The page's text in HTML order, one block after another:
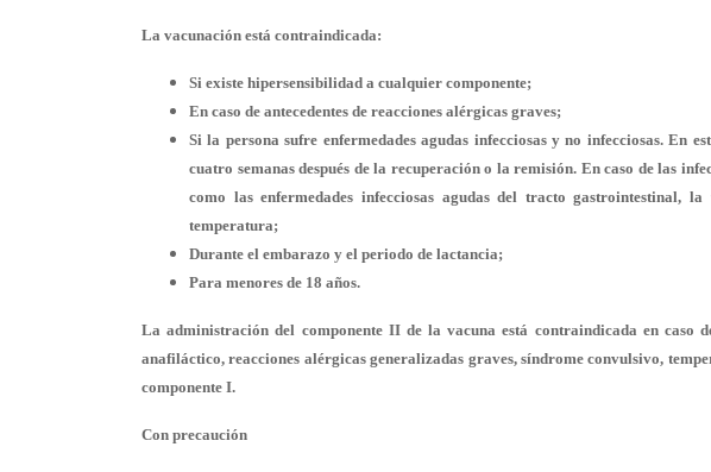
La vacunación está contraindicada:
Si existe hipersensibilidad a cualquier componente;
En caso de antecedentes de reacciones alérgicas graves;
Si la persona sufre enfermedades agudas infecciosas y no infecciosas. En
cuatro semanas después de la recuperación o la remisión. En caso de las
como las enfermedades infecciosas agudas del tracto gastrointestinal,
temperatura;
Durante el embarazo y el periodo de lactancia;
Para menores de 18 años.
La administración del componente II de la vacuna está contraindicada en caso
anafiláctico, reacciones alérgicas generalizadas graves, síndrome convulsivo,
componente I.
Con precaución